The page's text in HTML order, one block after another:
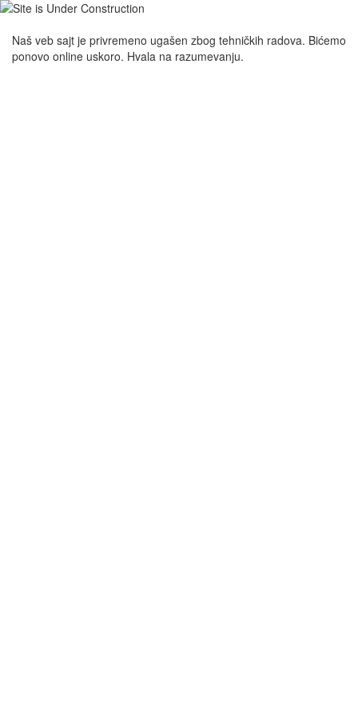
Naš veb sajt je privremeno ugašen zbog tehničkih radova. Bićemo
ponovo online uskoro. Hvala na razumevanju.